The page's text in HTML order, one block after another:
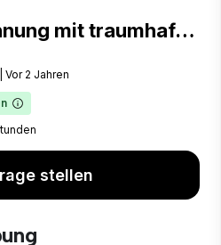
Großzügige Wohnung mit traumhaftem Panoramablick
Vor 2 Jahren
stellen